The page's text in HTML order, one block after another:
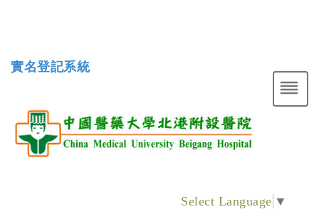
實名登記系統
Select Language ▼